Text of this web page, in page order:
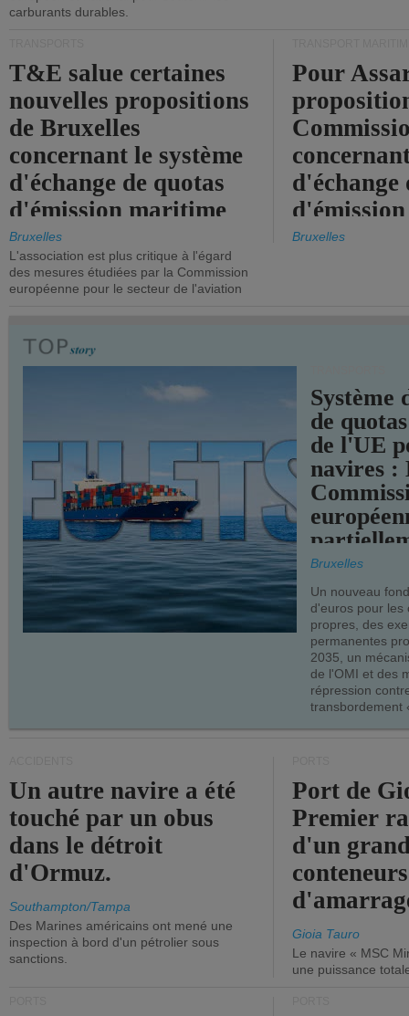
carburants durables.
T&E salue certaines
nouvelles propositions
de Bruxelles
concernant le système
d'échange de quotas
d'émission maritime
de l'UE.
Bruxelles
L'association est plus critique à l'égard
des mesures étudiées par la Commission
européenne pour le secteur de l'aviation
Pour
d'échange
timide,
Bruxelles
Système
de
de l'UE
navires :
Bruxelles
Un nouveau
d'euros pour les
propres, des
permanentes
2035, un
de l'OMI et des
répression
transbordement
Un autre navire a été
touché par un obus
dans le détroit
d'Ormuz.
Southampton/Tampa
Des Marines américains ont mené une
inspection à bord d'un pétrolier sous
sanctions.
Port de
Premier
d'un
Gioia Tauro
Le navire « MSC
une puissance